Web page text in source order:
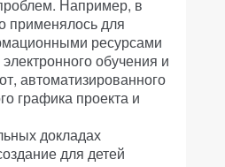
Например, в
применялось для
ресурсами
обучения и
автоматизированного
графика проекта и
докладах
для детей